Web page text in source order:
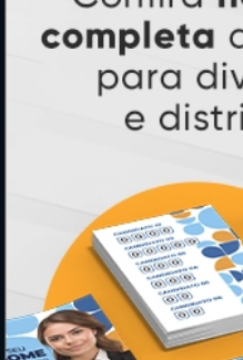
Cartão de Visita
Folder, Flyer e Panfleto
Banners e Lonas
Calendários 2027
PAGUE COM